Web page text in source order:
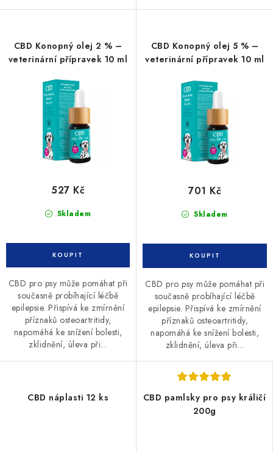
CBD Konopný olej 2 % –
veterinární přípravek 10 ml
Skladem
527 Kč
CBD pro psy může pomáhat při
současně probíhající léčbě
epilepsie. Přispívá ke zmírnění
příznaků osteoartritidy,
napomáhá ke snížení bolesti,
zklidnění, úleva při...
CBD Konopný olej 5 % –
veterinární přípravek 10 ml
Skladem
701 Kč
CBD pro psy může pomáhat při
současně probíhající léčbě
epilepsie. Přispívá ke zmírnění
příznaků osteoartritidy,
napomáhá ke snížení bolesti,
zklidnění, úleva při...
CBD náplasti 12 ks
CBD pamlsky pro psy králičí
200g